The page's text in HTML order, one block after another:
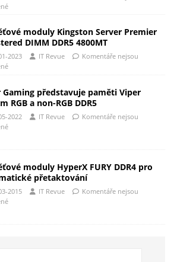
moduly Kingston Server Premier
DIMM DDR5 4800MT
2023 IT Revue
Komentáře nejsou
Gaming představuje paměti Viper
RGB a non-RGB DDR5
2022 IT Revue
Komentáře nejsou
moduly HyperX FURY DDR4 pro
přetaktování
2015 IT Revue
Komentáře nejsou